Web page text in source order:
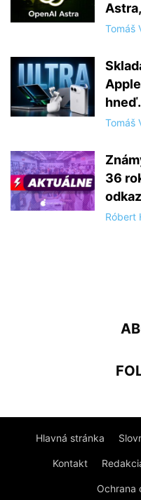
Tomáš
Tomáš
36
Róbert
Hlavná stránka
Kontakt
Ochrana